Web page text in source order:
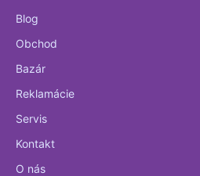
Blog
Obchod
Bazár
Reklamácie
Servis
Kontakt
O nás